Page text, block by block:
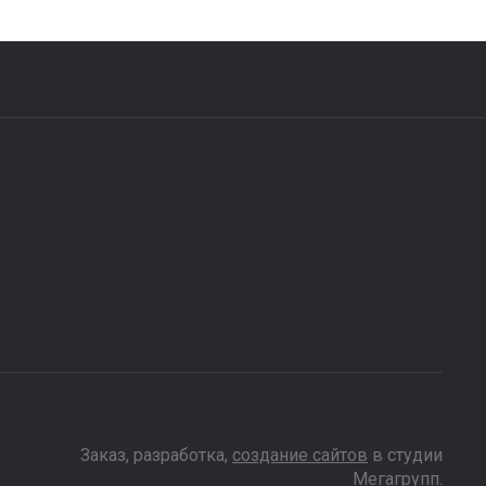
Заказ, разработка, создание сайтов в студии
Мегагрупп.